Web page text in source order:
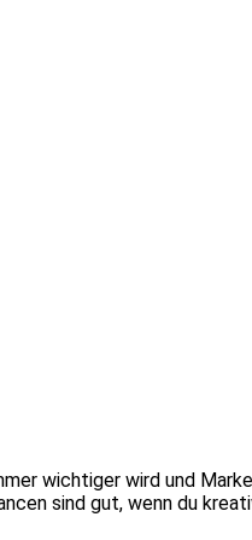
wichtiger wird und
sind gut, wenn du